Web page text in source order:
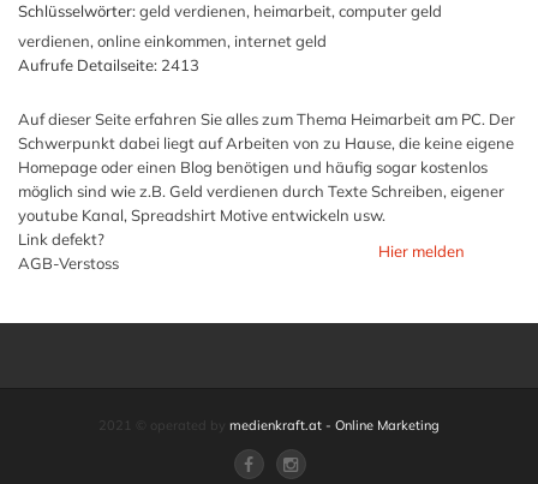
Schlüsselwörter: geld verdienen, heimarbeit, computer geld
verdienen, online einkommen, internet geld
Aufrufe Detailseite: 2413
Auf dieser Seite erfahren Sie alles zum Thema Heimarbeit am PC. Der
Schwerpunkt dabei liegt auf Arbeiten von zu Hause, die keine eigene
Homepage oder einen Blog benötigen und häufig sogar kostenlos
möglich sind wie z.B. Geld verdienen durch Texte Schreiben, eigener
youtube Kanal, Spreadshirt Motive entwickeln usw.
Link defekt?
AGB-Verstoss
Hier melden
2021 © operated by medienkraft.at - Online Marketing